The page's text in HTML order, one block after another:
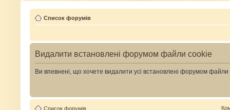
Список форумів
Видалити встановлені форумом файли cookie
Ви впевнені, що хочете видалити усі встановлені форумом
Список форумів